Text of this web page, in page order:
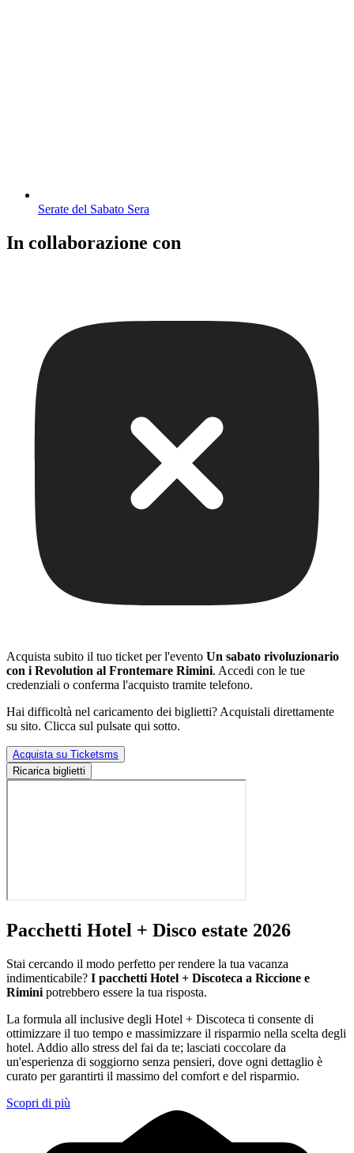
Serate del Sabato Sera
In collaborazione con
Acquista subito il tuo ticket per l'evento Un sabato rivoluzionario
con i Revolution al Frontemare Rimini. Accedi con le tue
credenziali o conferma l'acquisto tramite telefono.
Hai difficoltà nel caricamento dei biglietti? Acquistali direttamente
su sito. Clicca sul pulsate qui sotto.
Acquista su Ticketsms
Ricarica biglietti
Pacchetti Hotel + Disco estate 2026
Stai cercando il modo perfetto per rendere la tua vacanza
indimenticabile? I pacchetti Hotel + Discoteca a Riccione e
Rimini potrebbero essere la tua risposta.
La formula all inclusive degli Hotel + Discoteca ti consente di
ottimizzare il tuo tempo e massimizzare il risparmio nella scelta degli
hotel. Addio allo stress del fai da te; lasciati coccolare da
un'esperienza di soggiorno senza pensieri, dove ogni dettaglio è
curato per garantirti il massimo del comfort e del risparmio.
Scopri di più